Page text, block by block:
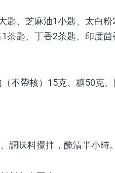
匙、芝麻油1小匙、太白
茶匙、丁香2茶匙、印度
不帶核）15克、糖50克
調味料攪拌，醃漬半小時。